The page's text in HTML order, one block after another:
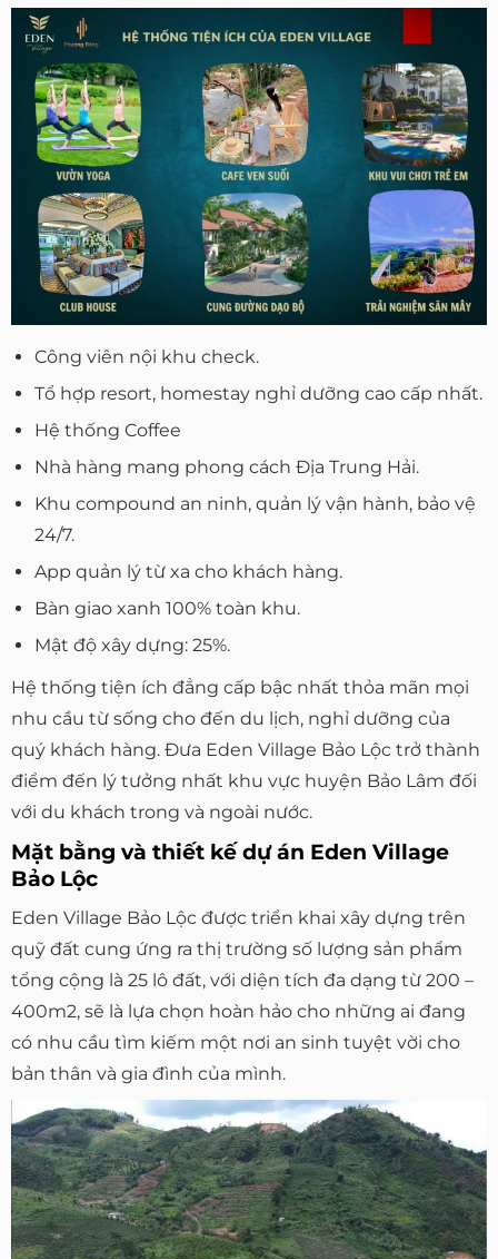
Công viên nội khu check.
Tổ hợp resort, homestay nghỉ dưỡng cao cấp nhất.
Hệ thống Coffee
Nhà hàng mang phong cách Địa Trung Hải.
Khu compound an ninh, quản lý vận hành, bảo vệ
24/7.
App quản lý từ xa cho khách hàng.
Bàn giao xanh 100% toàn khu.
Mật độ xây dựng: 25%.
Hệ thống tiện ích đẳng cấp bậc nhất thỏa mãn mọi
nhu cầu từ sống cho đến du lịch, nghỉ dưỡng của
quý khách hàng. Đưa Eden Village Bảo Lộc trở thành
điểm đến lý tưởng nhất khu vực huyện Bảo Lâm đối
với du khách trong và ngoài nước.
Mặt bằng và thiết kế dự án Eden Village
Bảo Lộc
Eden Village Bảo Lộc được triển khai xây dựng trên
quỹ đất cung ứng ra thị trường số lượng sản phẩm
tổng cộng là 25 lô đất, với diện tích đa dạng từ 200 –
400m2, sẽ là lựa chọn hoàn hảo cho những ai đang
có nhu cầu tìm kiếm một nơi an sinh tuyệt vời cho
bản thân và gia đình của mình.